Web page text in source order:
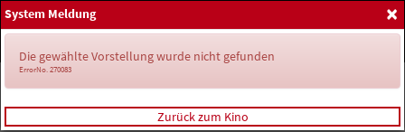
Home
Anmelden
×
System Meldung
Die gewählte Vorstellung wurde nicht gefunden
ErrorNo. 270083
Zurück zum Kino